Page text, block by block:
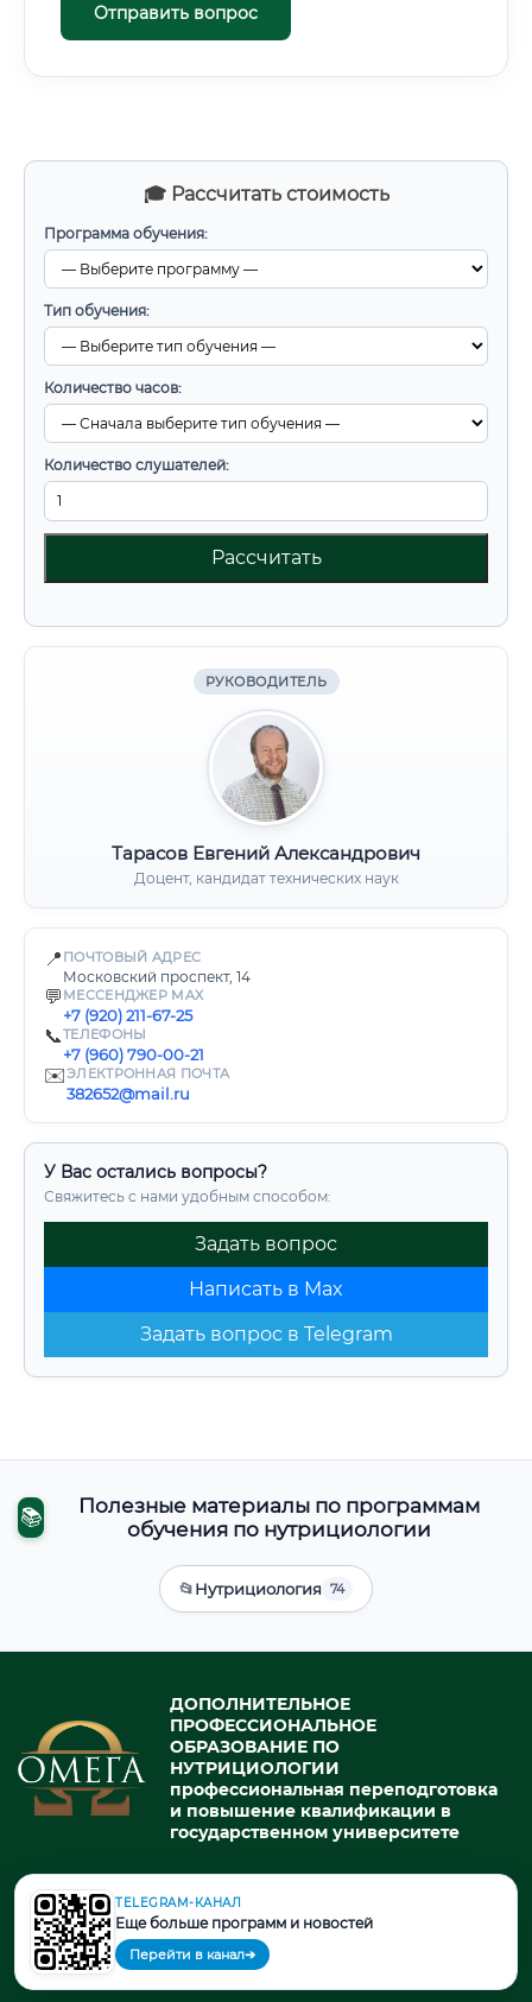
🎓 Рассчитать стоимость
Программа обучения:
Тип обучения:
Количество часов:
Количество слушателей:
Рассчитать
РУКОВОДИТЕЛЬ
Тарасов Евгений Александрович
Доцент, кандидат технических наук
📍 ПОЧТОВЫЙ АДРЕС
Московский проспект, 14
💬 МЕССЕНДЖЕР MAX
+7 (920) 211-67-25
📞ТЕЛЕФОНЫ
+7 (960) 790-00-21
✉️ЭЛЕКТРОННАЯ ПОЧТА
382652@mail.ru
У Вас остались вопросы?
Свяжитесь с нами удобным способом:
Задать вопрос
Написать в Max
Задать вопрос в Telegram
Отправить вопрос
📚
Полезные материалы по программам
обучения по нутрициологии
📂Нутрициология 74
ДОПОЛНИТЕЛЬНОЕ
ПРОФЕССИОНАЛЬНОЕ
ОБРАЗОВАНИЕ ПО
НУТРИЦИОЛОГИИ
профессиональная переподготовка
и повышение квалификации в
государственном университете
© 2026. При использовании материалов портала активная ссылка
на источник обязательна.
TELEGRAM-КАНАЛ
Еще больше программ и новостей
Перейти в канал➔